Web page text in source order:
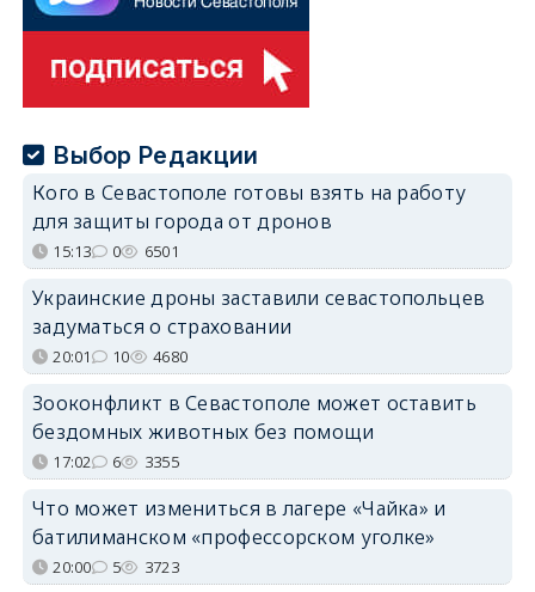
Выбор Редакции
Кого в Севастополе готовы взять на работу
для защиты города от дронов
15:13 0 6501
Украинские дроны заставили севастопольцев
задуматься о страховании
20:01 10 4680
Зооконфликт в Севастополе может оставить
бездомных животных без помощи
17:02 6 3355
Что может измениться в лагере «Чайка» и
батилиманском «профессорском уголке»
20:00 5 3723